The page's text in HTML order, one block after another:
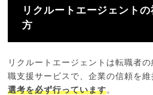
リクルートエージェント
方
リクルートエージェントは転職者
職支援サービスで、企業の信頼を維
選考を必ず行っています。